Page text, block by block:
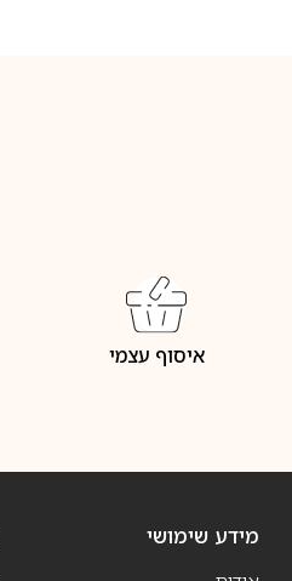
איסוף עצמי
מידע שימושי